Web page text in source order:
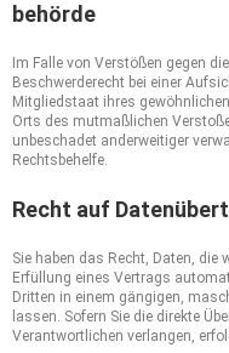
behörde
Im Falle von Verstößen gegen
Beschwerderecht bei einer
Mitgliedstaat ihres
Orts des mutmaßlichen
unbeschadet anderweitiger
Rechtsbehelfe.
Recht auf
Sie haben das Recht, Daten, die
Erfüllung eines Vertrags
Dritten in einem gängigen,
lassen. Sofern Sie die direkte
Verantwortlichen verlangen,